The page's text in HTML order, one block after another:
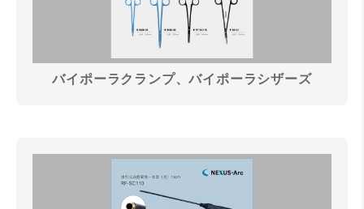
バイポーラクランプ、バイポーラシザーズ